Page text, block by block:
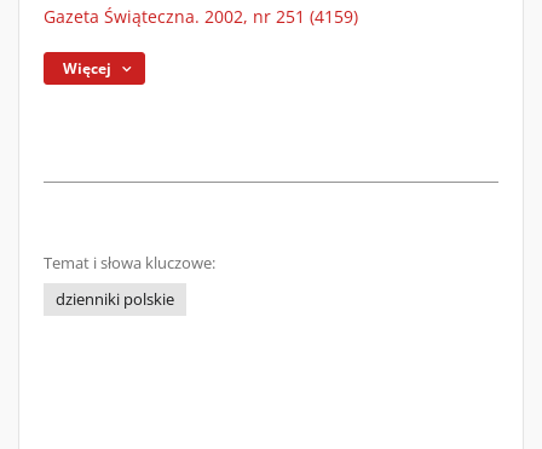
Gazeta Świąteczna. 2002, nr 251 (4159)
Więcej
Temat i słowa kluczowe:
dzienniki polskie